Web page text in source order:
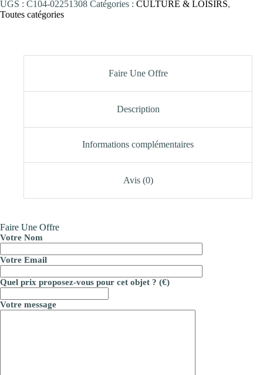
UGS : C104-02251308 Catégories : CULTURE & LOISIRS,
Toutes catégories
Faire Une Offre
Description
Informations complémentaires
Avis (0)
Faire Une Offre
Votre Nom
Votre Email
Quel prix proposez-vous pour cet objet ? (€)
Votre message